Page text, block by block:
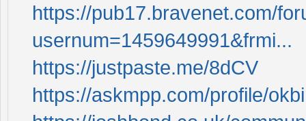
https://pub17.bravenet.com/
usernum=1459649991&frmi...
https://justpaste.me/8dCV
https://askmpp.com/profile/